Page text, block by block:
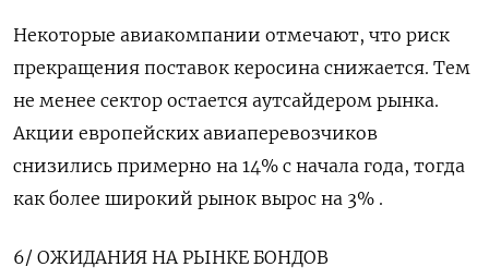
Некоторые авиакомпании отмечают, что риск
прекращения поставок керосина ⁠снижается. Тем
не менее сектор остается аутсайдером рынка.
Акции европейских авиаперевозчиков
снизились примерно на 14% с начала года, тогда
как более широкий рынок вырос на 3% .
6/ ОЖИДАНИЯ НА РЫНКЕ БОНДОВ